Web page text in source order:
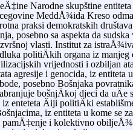
Ä‡ine Narodne skupštine entiteta
MeddÅ¾ida Kreso
praksi demokratskih društava
, posebno sa aspekta da sudska
šnoj vlasti. Institut za istraÅ¾
politiÄkih organa iz manjeg
vrijednosti i ozbiljan
agresije i genocida, iz entiteta u
, posebno Bošnjaka
bošnjÄkoj djeci da uÄe
iz enteteta Äiji politiÄki establiš
šnjacima, iz entiteta u kome se
pamÄ‡enje i kolektivno obiljeÅ¾